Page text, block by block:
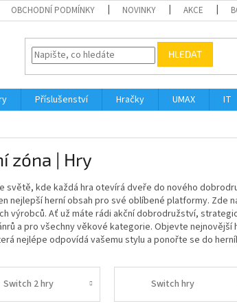
OBCHODNÍ PODMÍNKY NOVINKY AKCE
HLEDAT
Příslušenství Hračky UMAX IT
zóna | Hry
světě, kde každá hra otevírá dveře do nového
nejlepší herní obsah pro své oblíbené platformy. Zde
výrobců. Ať už máte rádi akční dobrodružství,
a pro všechny věkové kategorie. Objevte
nejlépe odpovídá vašemu stylu a ponořte se do
Switch 2 hry Switch hry